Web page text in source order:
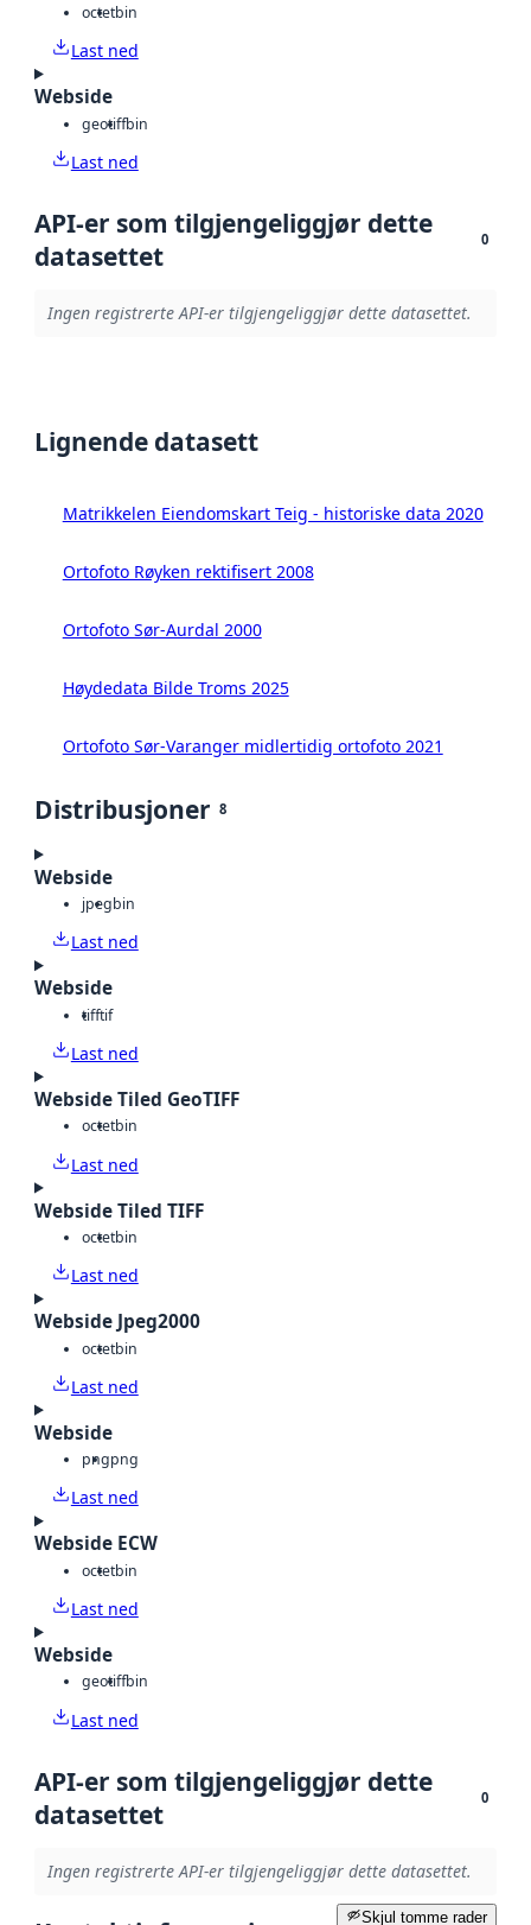
octetbin
Last ned
Webside
geotiffbin
Last ned
API-er som tilgjengeliggjør dette
datasettet
0
Ingen registrerte API-er tilgjengeliggjør dette datasettet.
Lignende datasett
Matrikkelen Eiendomskart Teig - historiske data 2020
Ortofoto Røyken rektifisert 2008
Ortofoto Sør-Aurdal 2000
Høydedata Bilde Troms 2025
Ortofoto Sør-Varanger midlertidig ortofoto 2021
Distribusjoner 8
Webside
jpegbin
Last ned
Webside
tifftif
Last ned
Webside Tiled GeoTIFF
octetbin
Last ned
Webside Tiled TIFF
octetbin
Last ned
Webside Jpeg2000
octetbin
Last ned
Webside
pngpng
Last ned
Webside ECW
octetbin
Last ned
Webside
geotiffbin
Last ned
API-er som tilgjengeliggjør dette
datasettet
0
Ingen registrerte API-er tilgjengeliggjør dette datasettet.
Skjul tomme rader